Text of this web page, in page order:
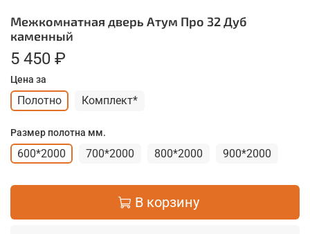
Межкомнатная дверь Атум Про 32 Дуб
каменный
5 450 ₽
Цена за
Полотно Комплект*
Размер полотна мм.
600*2000 700*2000 800*2000 900*2000
В корзину